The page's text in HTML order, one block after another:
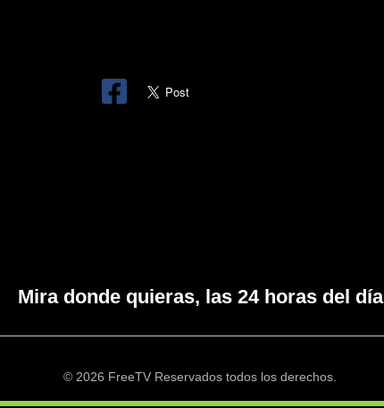
Mira donde quieras, las 24 horas del día
© 2026 FreeTV Reservados todos los derechos.